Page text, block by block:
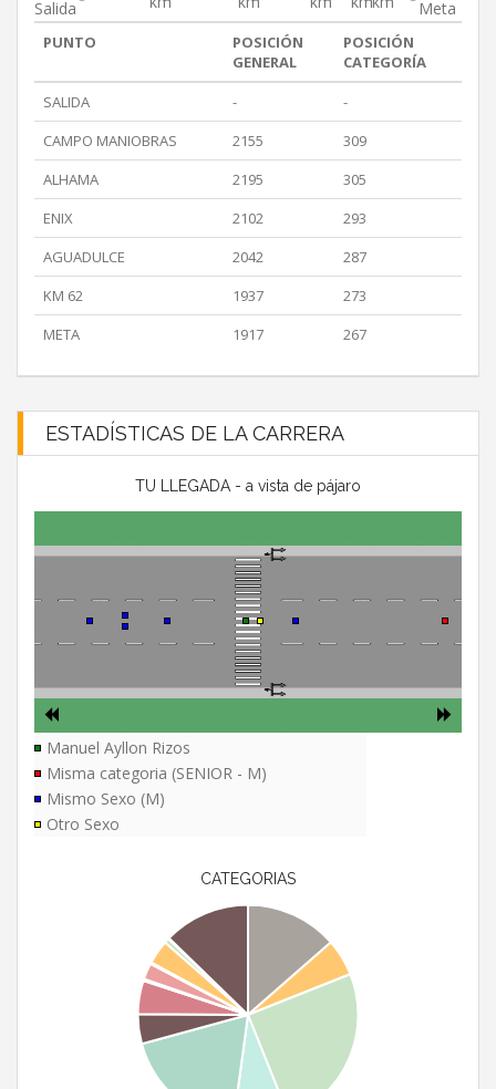
Salida Meta
PUNTO
POSICIÓN
GENERAL
POSICIÓN
CATEGORÍA
SALIDA
-
-
CAMPO MANIOBRAS
2155
309
ALHAMA
2195
305
ENIX
2102
293
AGUADULCE
2042
287
KM 62
1937
273
META
1917 267
ESTADÍSTICAS DE LA CARRERA
TU LLEGADA - a vista de pájaro
Manuel Ayllon Rizos
Misma categoria (SENIOR - M)
Mismo Sexo (M)
Otro Sexo
CATEGORIAS